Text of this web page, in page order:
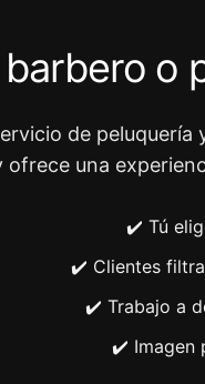
barbero o
de
ofrece una
✔️ Tú
✔️ Clientes
✔️ Trabajo a
✔️ Imagen